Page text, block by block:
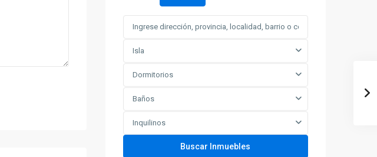
Isla
Dormitorios
Baños
Inquilinos